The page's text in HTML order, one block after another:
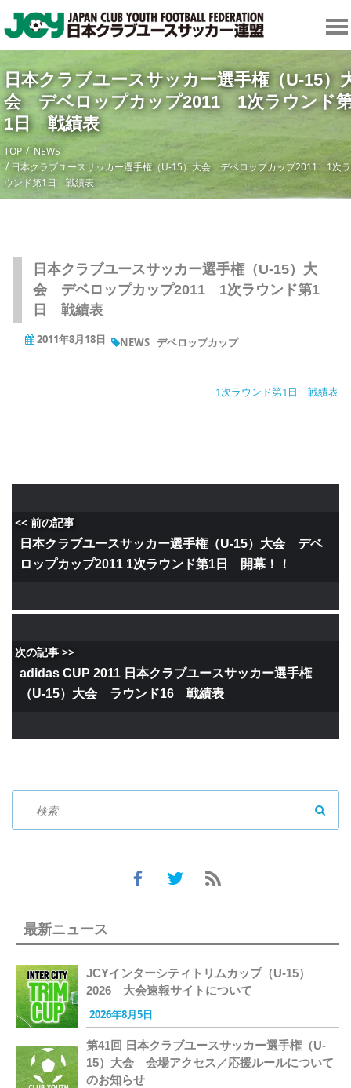
日本クラブユースサッカー選手権（U-15）
会 デベロップカップ2011 1次ラウンド
1日 戦績表
TOP
NEWS
日本クラブユースサッカー選手権（U-15）大会 デベロップカップ2011 1次ラ
ウンド第1日 戦績表
日本クラブユースサッカー選手権（U-15）大
会 デベロップカップ2011 1次ラウンド第1
日 戦績表
2011年8月18日 NEWS デベロップカップ
1次ラウンド第1日 戦績表
<< 前の記事
日本クラブユースサッカー選手権（U-15）大会 デベ
ロップカップ2011 1次ラウンド第1日 開幕！！
次の記事 >>
adidas CUP 2011 日本クラブユースサッカー選手権
（U-15）大会 ラウンド16 戦績表
最新ニュース
JCYインターシティトリムカップ（U-15）
2026 大会速報サイトについて
2026年8月5日
第41回 日本クラブユースサッカー選手権（U-
15）大会 会場アクセス／応援ルールについて
のお知らせ